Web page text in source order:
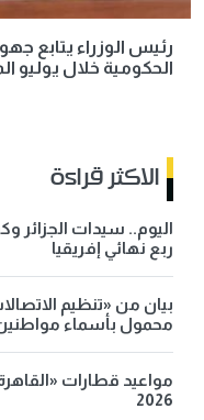
رئيس الوزراء يتابع
الحكومية خلال يوليو
الاكثر قراءة
اليوم.. سيدات الجزائر
ربع نهائي إفريقيا
بيان من «تنظيم
محمول بأسماء
2026